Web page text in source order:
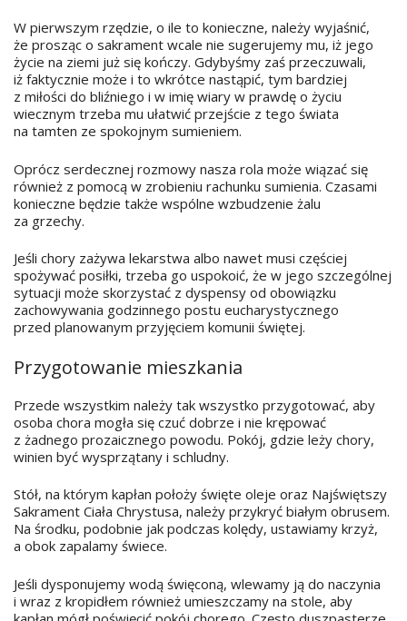
W pierwszym rzędzie, o ile to konieczne, należy wyjaśnić,
że prosząc o sakrament wcale nie sugerujemy mu, iż jego
życie na ziemi już się kończy. Gdybyśmy zaś przeczuwali,
iż faktycznie może i to wkrótce nastąpić, tym bardziej
z miłości do bliźniego i w imię wiary w prawdę o życiu
wiecznym trzeba mu ułatwić przejście z tego świata
na tamten ze spokojnym sumieniem.
Oprócz serdecznej rozmowy nasza rola może wiązać się
również z pomocą w zrobieniu rachunku sumienia. Czasami
konieczne będzie także wspólne wzbudzenie żalu
za grzechy.
Jeśli chory zażywa lekarstwa albo nawet musi częściej
spożywać posiłki, trzeba go uspokoić, że w jego szczególnej
sytuacji może skorzystać z dyspensy od obowiązku
zachowywania godzinnego postu eucharystycznego
przed planowanym przyjęciem komunii świętej.
Przygotowanie mieszkania
Przede wszystkim należy tak wszystko przygotować, aby
osoba chora mogła się czuć dobrze i nie krępować
z żadnego prozaicznego powodu. Pokój, gdzie leży chory,
winien być wysprzątany i schludny.
Stół, na którym kapłan położy święte oleje oraz Najświętszy
Sakrament Ciała Chrystusa, należy przykryć białym obrusem.
Na środku, podobnie jak podczas kolędy, ustawiamy krzyż,
a obok zapalamy świece.
Jeśli dysponujemy wodą święconą, wlewamy ją do naczynia
i wraz z kropidłem również umieszczamy na stole, aby